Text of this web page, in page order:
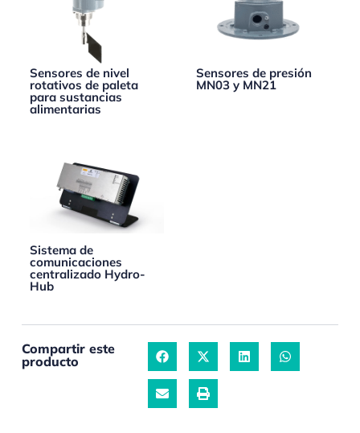
Sensores de nivel
rotativos de paleta
para sustancias
alimentarias
Sensores de presión
MN03 y MN21
Sistema de
comunicaciones
centralizado Hydro-
Hub
Compartir este
producto